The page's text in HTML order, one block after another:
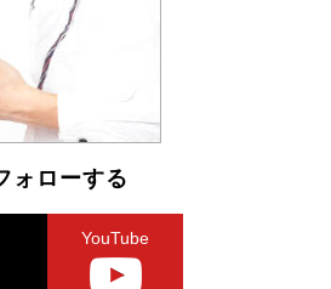
ォローする
YouTube